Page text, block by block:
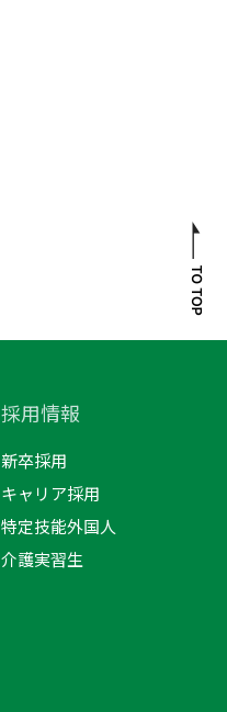
採用情報
新卒採用
キャリア採用
特定技能外国人
介護実習生